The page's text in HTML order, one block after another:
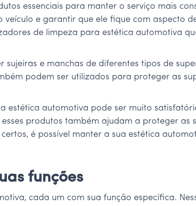
essenciais para manter o serviço mais
e garantir que ele fique com aspecto
de limpeza para estética automotiva
e manchas de diferentes tipos de
podem ser utilizados para proteger as
estética automotiva pode ser muito
produtos também ajudam a proteger as
é possível manter a sua estética
funções
cada um com sua função específica.